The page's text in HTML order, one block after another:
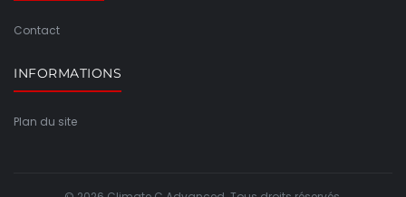
Contact
INFORMATIONS
Plan du site